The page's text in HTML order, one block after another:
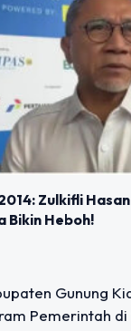
Zulkifli
Bikin Heboh!